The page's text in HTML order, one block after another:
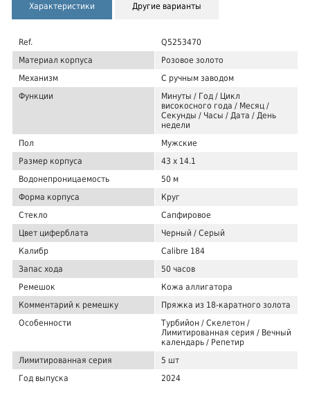
Характеристики Другие варианты
Ref.
Q5253470
Материал корпуса
Розовое золото
Механизм
С ручным заводом
Функции
Минуты / Год / Цикл
високосного года / Месяц /
Секунды / Часы / Дата / День
недели
Пол
Мужские
Размер корпуса
43 x 14.1
Водонепроницаемость
50 м
Форма корпуса
Круг
Стекло
Сапфировое
Цвет циферблата
Черный / Серый
Калибр
Calibre 184
Запас хода
50 часов
Ремешок
Кожа аллигатора
Комментарий к ремешку
Пряжка из 18-каратного золота
Особенности
Турбийон / Скелетон /
Лимитированная серия / Вечный
календарь / Репетир
Лимитированная серия
5 шт
Год выпуска
2024